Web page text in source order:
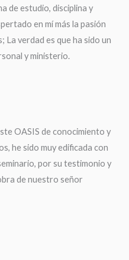
de estudio, disciplina y
en mí más la pasión
La verdad es que ha sido un
y ministerio.
OASIS de conocimiento y
he sido muy edificada con
por su testimonio y
de nuestro señor